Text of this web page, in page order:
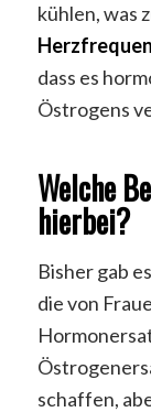
kühlen, was
dass es
Östrogens
Welche
hierbei?
Bisher gab
die von
schaffen,